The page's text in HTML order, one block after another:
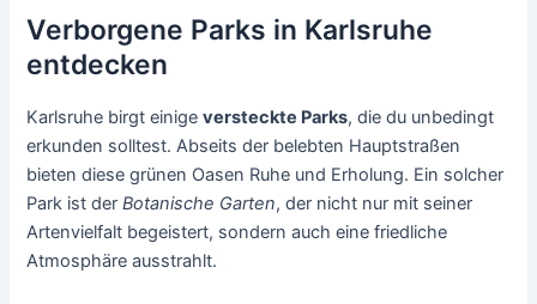
Verborgene Parks in Karlsruhe
entdecken
Karlsruhe birgt einigeversteckte Parks, die du unbedingt
erkunden solltest. Abseits der belebten Hauptstraßen
bieten diese grünen Oasen Ruhe und Erholung. Ein solcher
Park ist derBotanische Garten, der nicht nur mit seiner
Artenvielfalt begeistert, sondern auch eine friedliche
Atmosphäre ausstrahlt.